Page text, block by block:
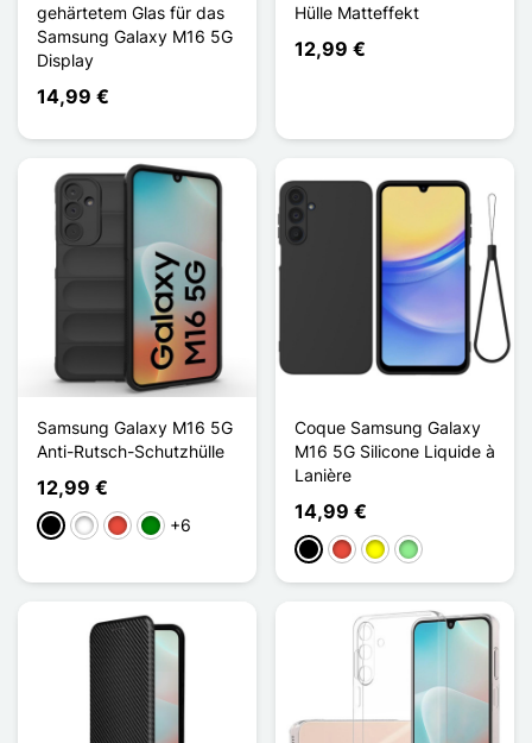
gehärtetem Glas für das
Samsung Galaxy M16 5G
Display
14,99 €
Hülle Matteffekt
12,99 €
Samsung Galaxy M16 5G
Anti-Rutsch-Schutzhülle
12,99 €
Schwarz
WeißRot Grün+6
Coque Samsung Galaxy
M16 5G Silicone Liquide à
Lanière
14,99 €
Schwarz
Rot GelbHellgrün